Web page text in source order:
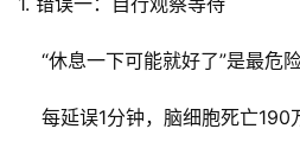
“休息一下可能就好了”是最危
每延误1分钟，脑细胞死亡190